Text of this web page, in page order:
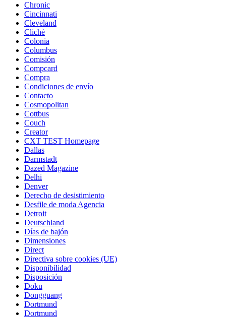
Chronic
Cincinnati
Cleveland
Clichè
Colonia
Columbus
Comisión
Compcard
Compra
Condiciones de envío
Contacto
Cosmopolitan
Cottbus
Couch
Creator
CXT TEST Homepage
Dallas
Darmstadt
Dazed Magazine
Delhi
Denver
Derecho de desistimiento
Desfile de moda Agencia
Detroit
Deutschland
Días de bajón
Dimensiones
Direct
Directiva sobre cookies (UE)
Disponibilidad
Disposición
Doku
Dongguang
Dortmund
Dortmund